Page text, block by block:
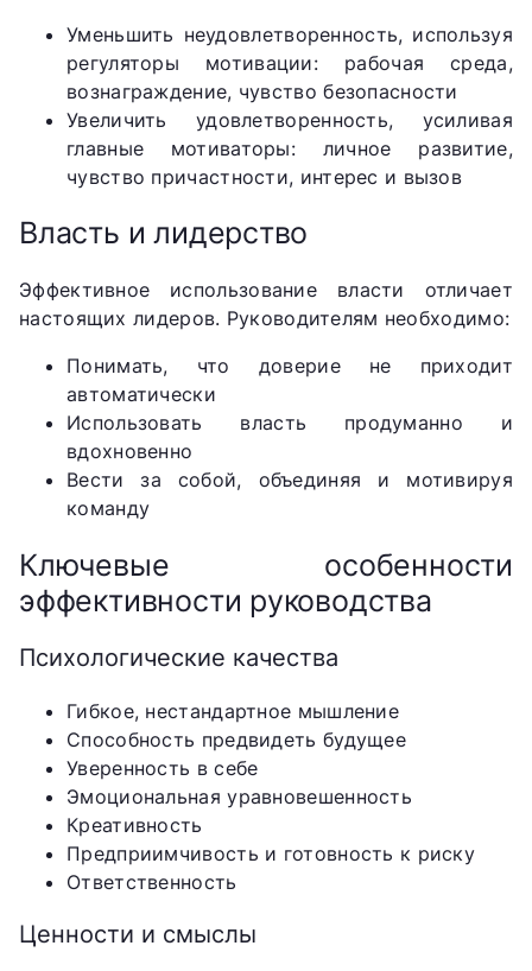
Уменьшить неудовлетворенность, используя
регуляторы мотивации: рабочая среда,
вознаграждение, чувство безопасности
Увеличить удовлетворенность, усиливая
главные мотиваторы: личное развитие,
чувство причастности, интерес и вызов
Власть и лидерство
Эффективное использование власти отличает
настоящих лидеров. Руководителям необходимо:
Понимать, что доверие не приходит
автоматически
Использовать власть продуманно и
вдохновенно
Вести за собой, объединяя и мотивируя
команду
Ключевые особенности
эффективности руководства
Психологические качества
Гибкое, нестандартное мышление
Способность предвидеть будущее
Уверенность в себе
Эмоциональная уравновешенность
Креативность
Предприимчивость и готовность к риску
Ответственность
Ценности и смыслы